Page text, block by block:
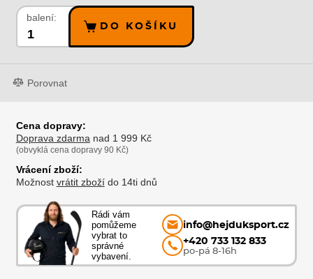
balení:
DO KOŠÍKU
Porovnat
Cena dopravy:
Doprava zdarma nad 1 999 Kč
(obvyklá cena dopravy 90 Kč)
Vrácení zboží:
Možnost vrátit zbožído 14ti dnů
Rádi vám
pomůžeme
vybrat to
správné
vybavení.
info@hejduksport.cz
+420 733 132 833
po-pá 8-16h